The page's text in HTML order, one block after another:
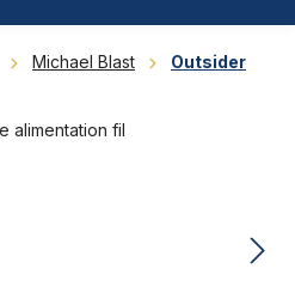
Michael Blast Outsider